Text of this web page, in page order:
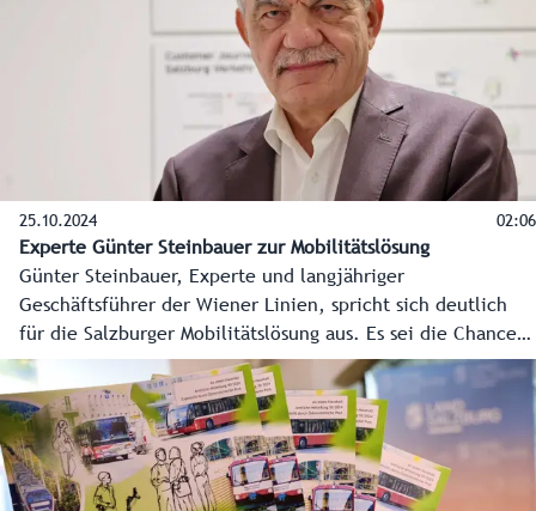
Rettungskräfte ermöglichen.
25.10.2024 02:06
Experte Günter Steinbauer zur Mobilitätslösung
Günter Steinbauer, Experte und langjähriger
Geschäftsführer der Wiener Linien, spricht sich deutlich
für die Salzburger Mobilitätslösung aus. Es sei die Chance,
den Menschen Lebensraum zurückzugeben. Die vor allem
in der Stadt Salzburg herrschende Angst vor Bauschäden
bei der unterirdischen Verlängerung der Lokalbahn ist laut
Steinbauer unbegründet.